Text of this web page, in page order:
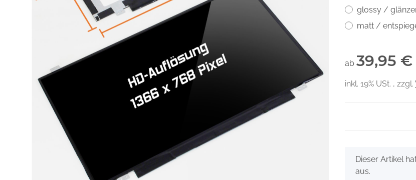
glossy /
matt /
ab 39,95 €
inkl. 19% USt. , zzgl.
xDieser Artikel
aus.